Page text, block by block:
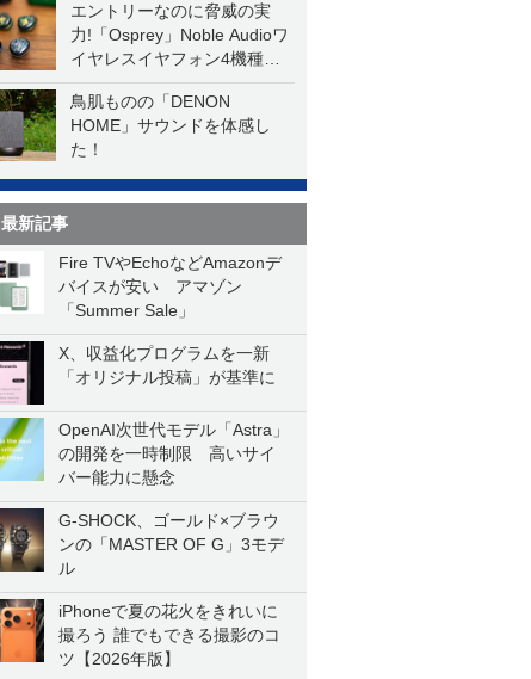
エントリーなのに脅威の実
力!「Osprey」Noble Audioワ
イヤレスイヤフォン4機種を
一気に聴く
鳥肌ものの「DENON
HOME」サウンドを体感し
た！
最新記事
Fire TVやEchoなどAmazonデ
バイスが安い アマゾン
「Summer Sale」
X、収益化プログラムを一新
「オリジナル投稿」が基準に
OpenAI次世代モデル「Astra」
の開発を一時制限 高いサイ
バー能力に懸念
G-SHOCK、ゴールド×ブラウ
ンの「MASTER OF G」3モデ
ル
iPhoneで夏の花火をきれいに
撮ろう 誰でもできる撮影のコ
ツ【2026年版】